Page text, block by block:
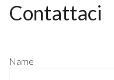
Contattaci
Name